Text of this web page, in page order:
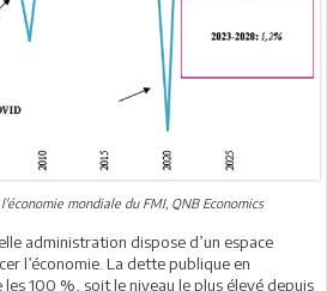
mondiale du FMI, QNB Economics
administration dispose d’un espace
l’économie. La dette publique en
100 %, soit le niveau le plus élevé depuis